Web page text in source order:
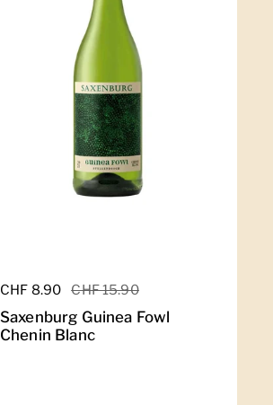
Regulärer Preis
CHF 8.90 Sale-Preis
CHF 15.90
Saxenburg Guinea Fowl
Chenin Blanc